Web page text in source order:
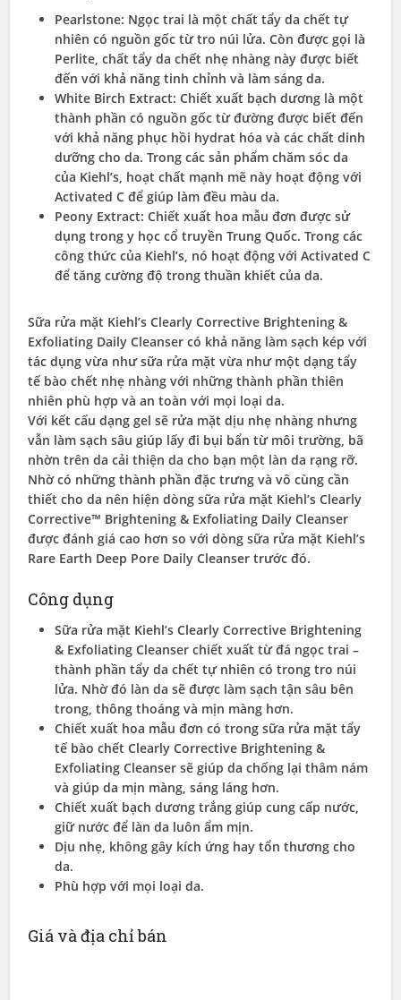
Pearlstone: Ngọc trai là một chất tẩy da chết tự
nhiên có nguồn gốc từ tro núi lửa. Còn được gọi là
Perlite, chất tẩy da chết nhẹ nhàng này được biết
đến với khả năng tinh chỉnh và làm sáng da.
White Birch Extract: Chiết xuất bạch dương là một
thành phần có nguồn gốc từ đường được biết đến
với khả năng phục hồi hydrat hóa và các chất dinh
dưỡng cho da. Trong các sản phẩm chăm sóc da
của Kiehl’s, hoạt chất mạnh mẽ này hoạt động với
Activated C để giúp làm đều màu da.
Peony Extract: Chiết xuất hoa mẫu đơn được sử
dụng trong y học cổ truyền Trung Quốc. Trong các
công thức của Kiehl’s, nó hoạt động với Activated C
để tăng cường độ trong thuần khiết của da.
Sữa rửa mặt Kiehl’s Clearly Corrective Brightening &
Exfoliating Daily Cleanser có khả năng làm sạch kép với
tác dụng vừa như sữa rửa mặt vừa như một dạng tẩy
tế bào chết nhẹ nhàng với những thành phần thiên
nhiên phù hợp và an toàn với mọi loại da.
Với kết cấu dạng gel sẽ rửa mặt dịu nhẹ nhàng nhưng
vẫn làm sạch sâu giúp lấy đi bụi bẩn từ môi trường, bã
nhờn trên da cải thiện da cho bạn một làn da rạng rỡ.
Nhờ có những thành phần đặc trưng và vô cùng cần
thiết cho da nên hiện dòng sữa rửa mặt Kiehl’s Clearly
Corrective™ Brightening & Exfoliating Daily Cleanser
được đánh giá cao hơn so với dòng sữa rửa mặt Kiehl’s
Rare Earth Deep Pore Daily Cleanser trước đó.
Công dụng
Sữa rửa mặt Kiehl’s Clearly Corrective Brightening
& Exfoliating Cleanser chiết xuất từ đá ngọc trai –
thành phần tẩy da chết tự nhiên có trong tro núi
lửa. Nhờ đó làn da sẽ được làm sạch tận sâu bên
trong, thông thoáng và mịn màng hơn.
Chiết xuất hoa mẫu đơn có trong sữa rửa mặt tẩy
tế bào chết Clearly Corrective Brightening &
Exfoliating Cleanser sẽ giúp da chống lại thâm nám
và giúp da mịn màng, sáng láng hơn.
Chiết xuất bạch dương trắng giúp cung cấp nước,
giữ nước để làn da luôn ẩm mịn.
Dịu nhẹ, không gây kích ứng hay tổn thương cho
da.
Phù hợp với mọi loại da.
Giá và địa chỉ bán